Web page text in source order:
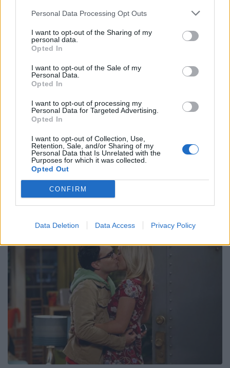
Personal Data Processing Opt Outs
I want to opt-out of the Sharing of my
personal data.
Opted In
I want to opt-out of the Sale of my
Personal Data.
Opted In
I want to opt-out of processing my
Personal Data for Targeted Advertising.
Opted In
I want to opt-out of Collection, Use,
Retention, Sale, and/or Sharing of my
Personal Data that Is Unrelated with the
Purposes for which it was collected.
Opted Out
CONFIRM
Data Deletion Data Access Privacy Policy